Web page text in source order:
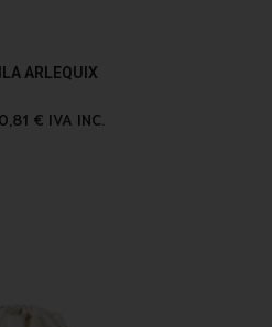
ARLEQUIX
€ IVA INC.